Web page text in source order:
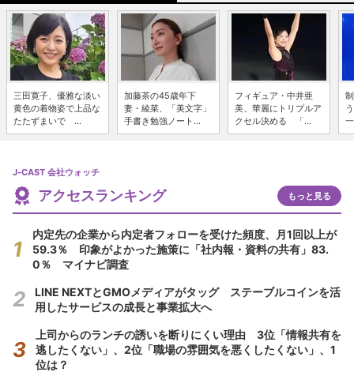
三田寛子、優雅な淡い
黄色の着物姿で上品な
たたずまいで ...
加藤茶の45歳年下
妻・綾菜、「美文字」
手書き勉強ノート...
フィギュア・中井亜
美、華麗にトリプルア
クセル決める 「...
J-CAST 会社ウォッチ
アクセスランキング もっと見る
内定先の企業から内定者フォローを受けた頻度、月1回以上が
59.3％ 印象がよかった施策に「社内報・資料の共有」83.
0％ マイナビ調査
LINE NEXTとGMOメディアがタッグ ステーブルコインを活
用したサービスの成長と事業拡大へ
上司からのランチの誘いを断りにくい理由 3位「情報共有を
逃したくない」、2位「職場の雰囲気を悪くしたくない」、1
位は？